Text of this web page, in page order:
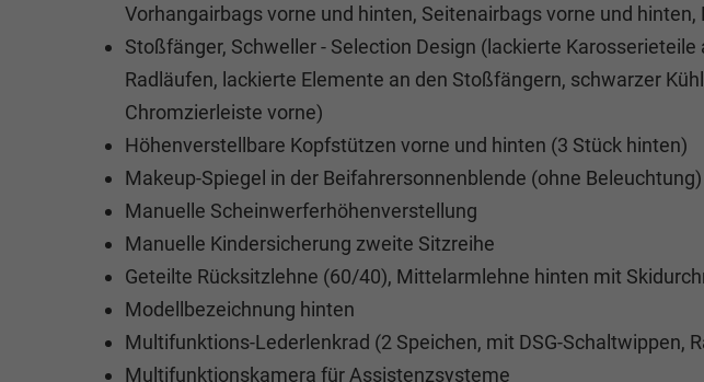
Vorhangairbags vorne und hinten, Seitenairbags vorne und
Stoßfänger, Schweller - Selection Design (lackierte Karosserieteile
Radläufen, lackierte Elemente an den Stoßfängern, schwarzer
Chromzierleiste vorne)
Höhenverstellbare Kopfstützen vorne und hinten (3 Stück hinten)
Makeup-Spiegel in der Beifahrersonnenblende (ohne Beleuchtung)
Manuelle Scheinwerferhöhenverstellung
Manuelle Kindersicherung zweite Sitzreihe
Geteilte Rücksitzlehne (60/40), Mittelarmlehne hinten mit
Modellbezeichnung hinten
Multifunktions-Lederlenkrad (2 Speichen, mit DSG-Schaltwippen,
Multifunktionskamera für Assistenzsysteme